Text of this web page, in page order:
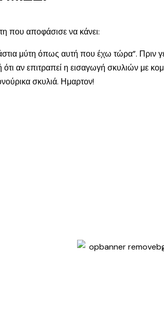
που αποφάσισε να κάνει:
μύτη όπως αυτή που έχω τώρα”. Πριν
αν επιτραπεί η εισαγωγή σκυλιών με
σκυλιά. Ημαρτον!